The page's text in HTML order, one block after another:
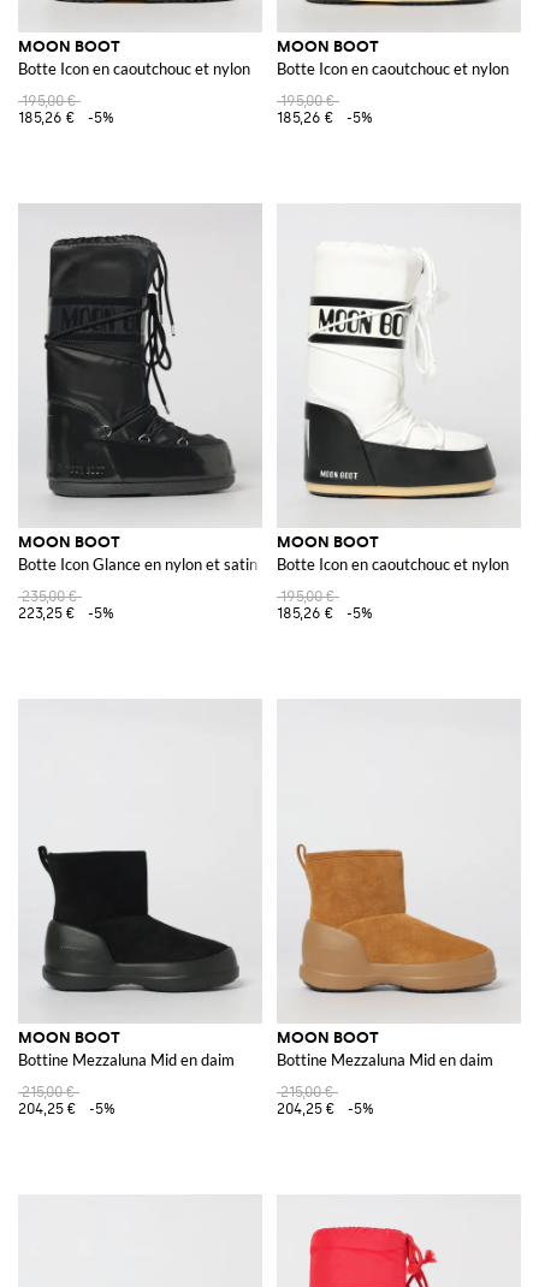
MOON BOOT
Botte Icon en caoutchouc et nylon
195,00 €
185,26 €
-5%
MOON BOOT
Botte Icon en caoutchouc et nylon
195,00 €
185,26 €
-5%
MOON BOOT
Botte Icon Glance en nylon et satin
235,00 €
223,25 €
-5%
MOON BOOT
Botte Icon en caoutchouc et nylon
195,00 €
185,26 €
-5%
MOON BOOT
Bottine Mezzaluna Mid en daim
215,00 €
204,25 €
-5%
MOON BOOT
Bottine Mezzaluna Mid en daim
215,00 €
204,25 €
-5%